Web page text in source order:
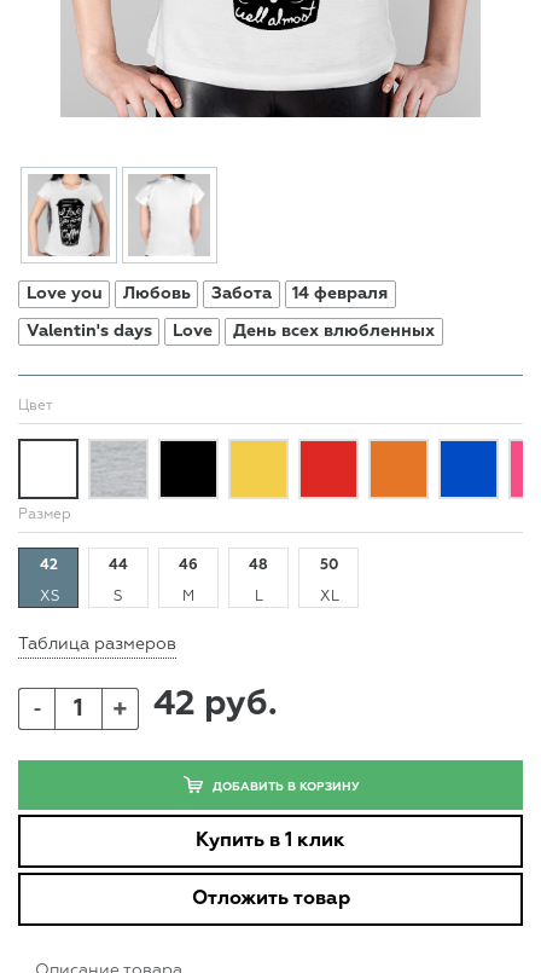
Love you Любовь Забота 14 февраля
Valentin's days Love День всех влюбленных
Цвет
Размер
42
XS
44
S
46
M
48
L
50
XL
Таблица размеров
- + 42 руб.
ДОБАВИТЬ В КОРЗИНУ
Купить в 1 клик
Отложить товар